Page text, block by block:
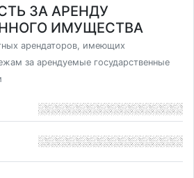
ЗА АРЕНДУ
ИМУЩЕСТВА
арендаторов, имеющих
за арендуемые государственные